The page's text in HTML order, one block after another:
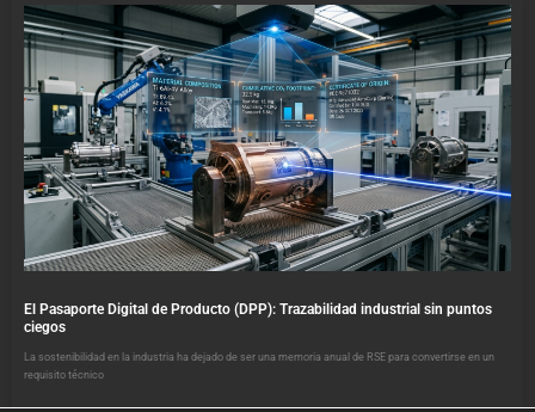
El Pasaporte Digital de Producto (DPP): Trazabilidad industrial sin puntos
ciegos
La sostenibilidad en la industria ha dejado de ser una memoria anual de RSE para convertirse en un
requisito técnico